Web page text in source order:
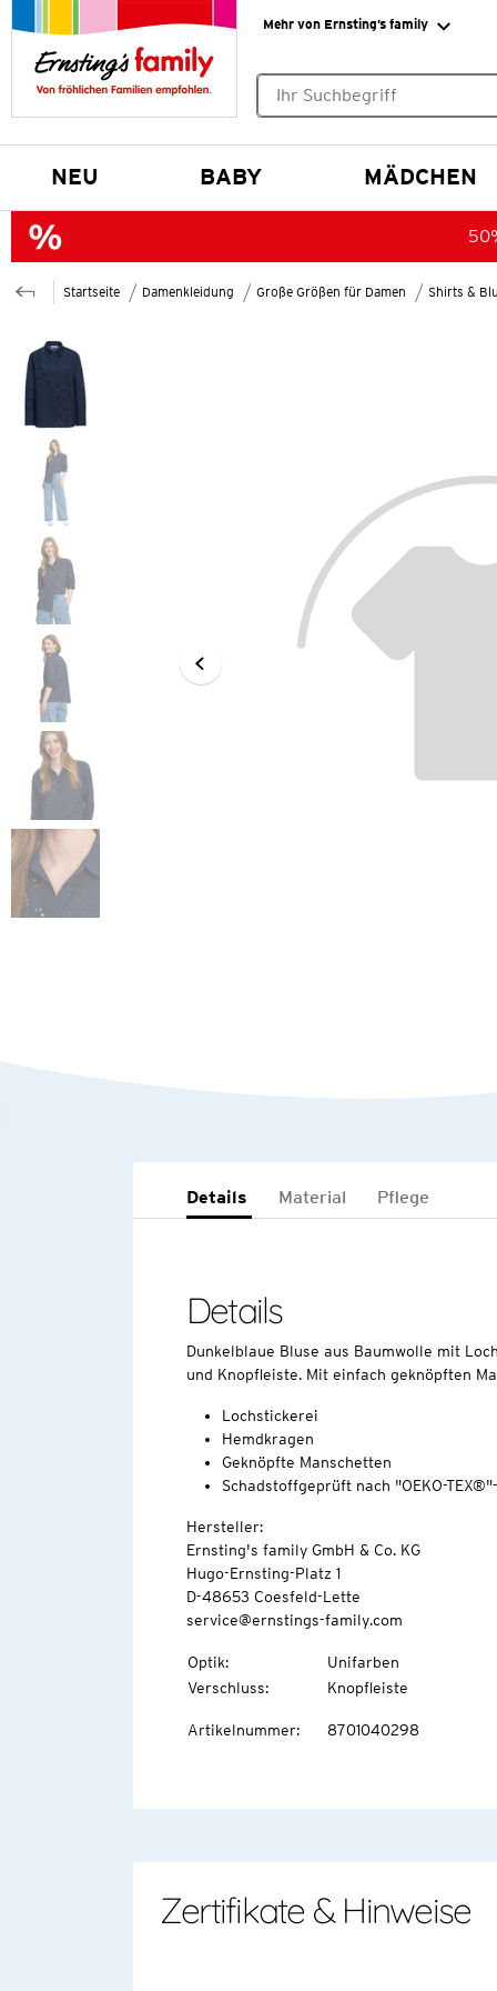
Mehr von Ernsting’s family
NEU BABY MÄDCHEN
Startseite Damenkleidung Große Größen für Damen Shirts &
Details Material Pflege
Details
Dunkelblaue Bluse aus Baumwolle mit
und Knopfleiste. Mit einfach geknöpften
Lochstickerei
Hemdkragen
Geknöpfte Manschetten
Schadstoffgeprüft nach "OEKO-
Hersteller:
Ernsting's family GmbH & Co. KG
Hugo-Ernsting-Platz 1
D-48653 Coesfeld-Lette
service@ernstings-family.com
Optik:
Unifarben
Verschluss: Knopfleiste
Artikelnummer: 8701040298
Zertifikate & Hinweise